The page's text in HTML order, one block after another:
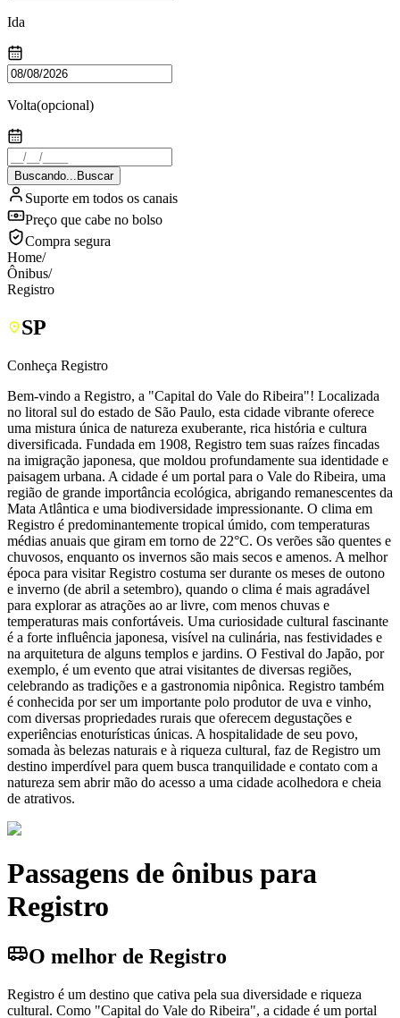
Ida
Volta(opcional)
Buscando... Buscar
Suporte em todos os canais
Preço que cabe no bolso
Compra segura
Home/
Ônibus/
Registro
SP
Conheça Registro
Bem-vindo a Registro, a "Capital do Vale do Ribeira"! Localizada
no litoral sul do estado de São Paulo, esta cidade vibrante oferece
uma mistura única de natureza exuberante, rica história e cultura
diversificada. Fundada em 1908, Registro tem suas raízes fincadas
na imigração japonesa, que moldou profundamente sua identidade e
paisagem urbana. A cidade é um portal para o Vale do Ribeira, uma
região de grande importância ecológica, abrigando remanescentes da
Mata Atlântica e uma biodiversidade impressionante. O clima em
Registro é predominantemente tropical úmido, com temperaturas
médias anuais que giram em torno de 22°C. Os verões são quentes e
chuvosos, enquanto os invernos são mais secos e amenos. A melhor
época para visitar Registro costuma ser durante os meses de outono
e inverno (de abril a setembro), quando o clima é mais agradável
para explorar as atrações ao ar livre, com menos chuvas e
temperaturas mais confortáveis. Uma curiosidade cultural fascinante
é a forte influência japonesa, visível na culinária, nas festividades e
na arquitetura de alguns templos e jardins. O Festival do Japão, por
exemplo, é um evento que atrai visitantes de diversas regiões,
celebrando as tradições e a gastronomia nipônica. Registro também
é conhecida por ser um importante polo produtor de uva e vinho,
com diversas propriedades rurais que oferecem degustações e
experiências enoturísticas únicas. A hospitalidade de seu povo,
somada às belezas naturais e à riqueza cultural, faz de Registro um
destino imperdível para quem busca tranquilidade e contato com a
natureza sem abrir mão do acesso a uma cidade acolhedora e cheia
de atrativos.
Passagens de ônibus para
Registro
O melhor de Registro
Registro é um destino que cativa pela sua diversidade e riqueza
cultural. Como "Capital do Vale do Ribeira", a cidade é um portal